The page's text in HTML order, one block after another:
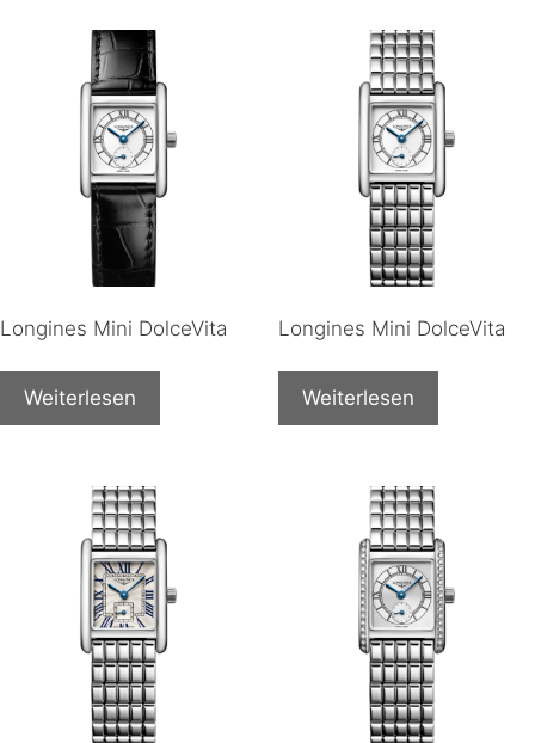
Longines Mini DolceVita
Weiterlesen
Longines Mini DolceVita
Weiterlesen